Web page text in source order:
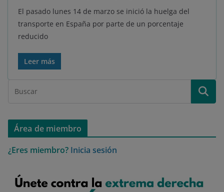
El pasado lunes 14 de marzo se inició la huelga del
transporte en España por parte de un porcentaje
reducido
Leer más
Área de miembro
¿Eres miembro? Inicia sesión